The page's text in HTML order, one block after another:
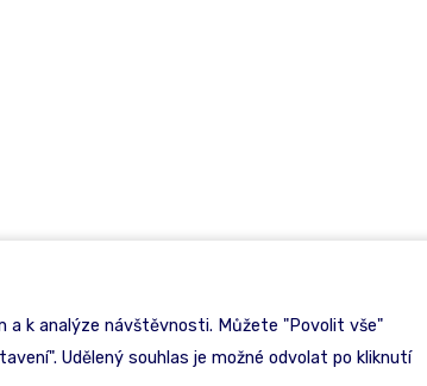
a k analýze návštěvnosti. Můžete "Povolit vše"
Udělený souhlas je možné odvolat po kliknutí